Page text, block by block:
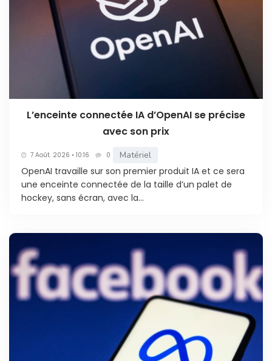
L’enceinte connectée IA d’OpenAI se précise
avec son prix
7 Août. 2026 • 10:16 0 Matériel
OpenAI travaille sur son premier produit IA et ce sera
une enceinte connectée de la taille d’un palet de
hockey, sans écran, avec la...